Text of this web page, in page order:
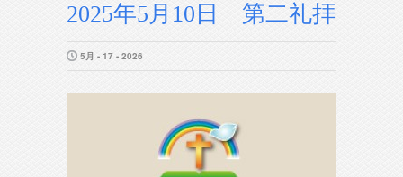
2025年5月10日 第二礼拝
5月 - 17 - 2026